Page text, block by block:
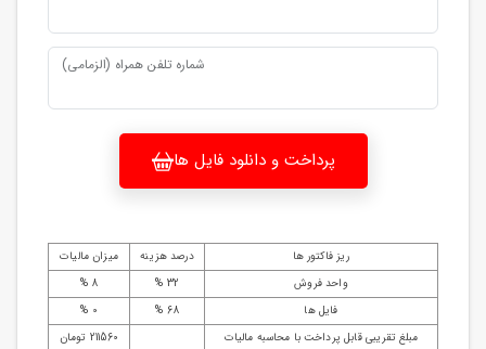
شماره تلفن همراه (الزمامی)
پرداخت و دانلود فایل ها
ریز فاکتور ها درصد هزینه
میزان مالیات
واحد فروش
32 %
8 %
فایل ها
68 %
0 %
مبلغ تقریبی قابل پرداخت با محاسبه مالیات
211560 تومان